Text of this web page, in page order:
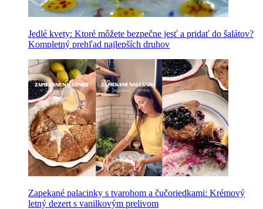
Jedlé kvety: Ktoré môžete bezpečne jesť a pridať do šalátov?
Kompletný prehľad najlepších druhov
Zapekané palacinky s tvarohom a čučoriedkami: Krémový
letný dezert s vanilkovým prelivom